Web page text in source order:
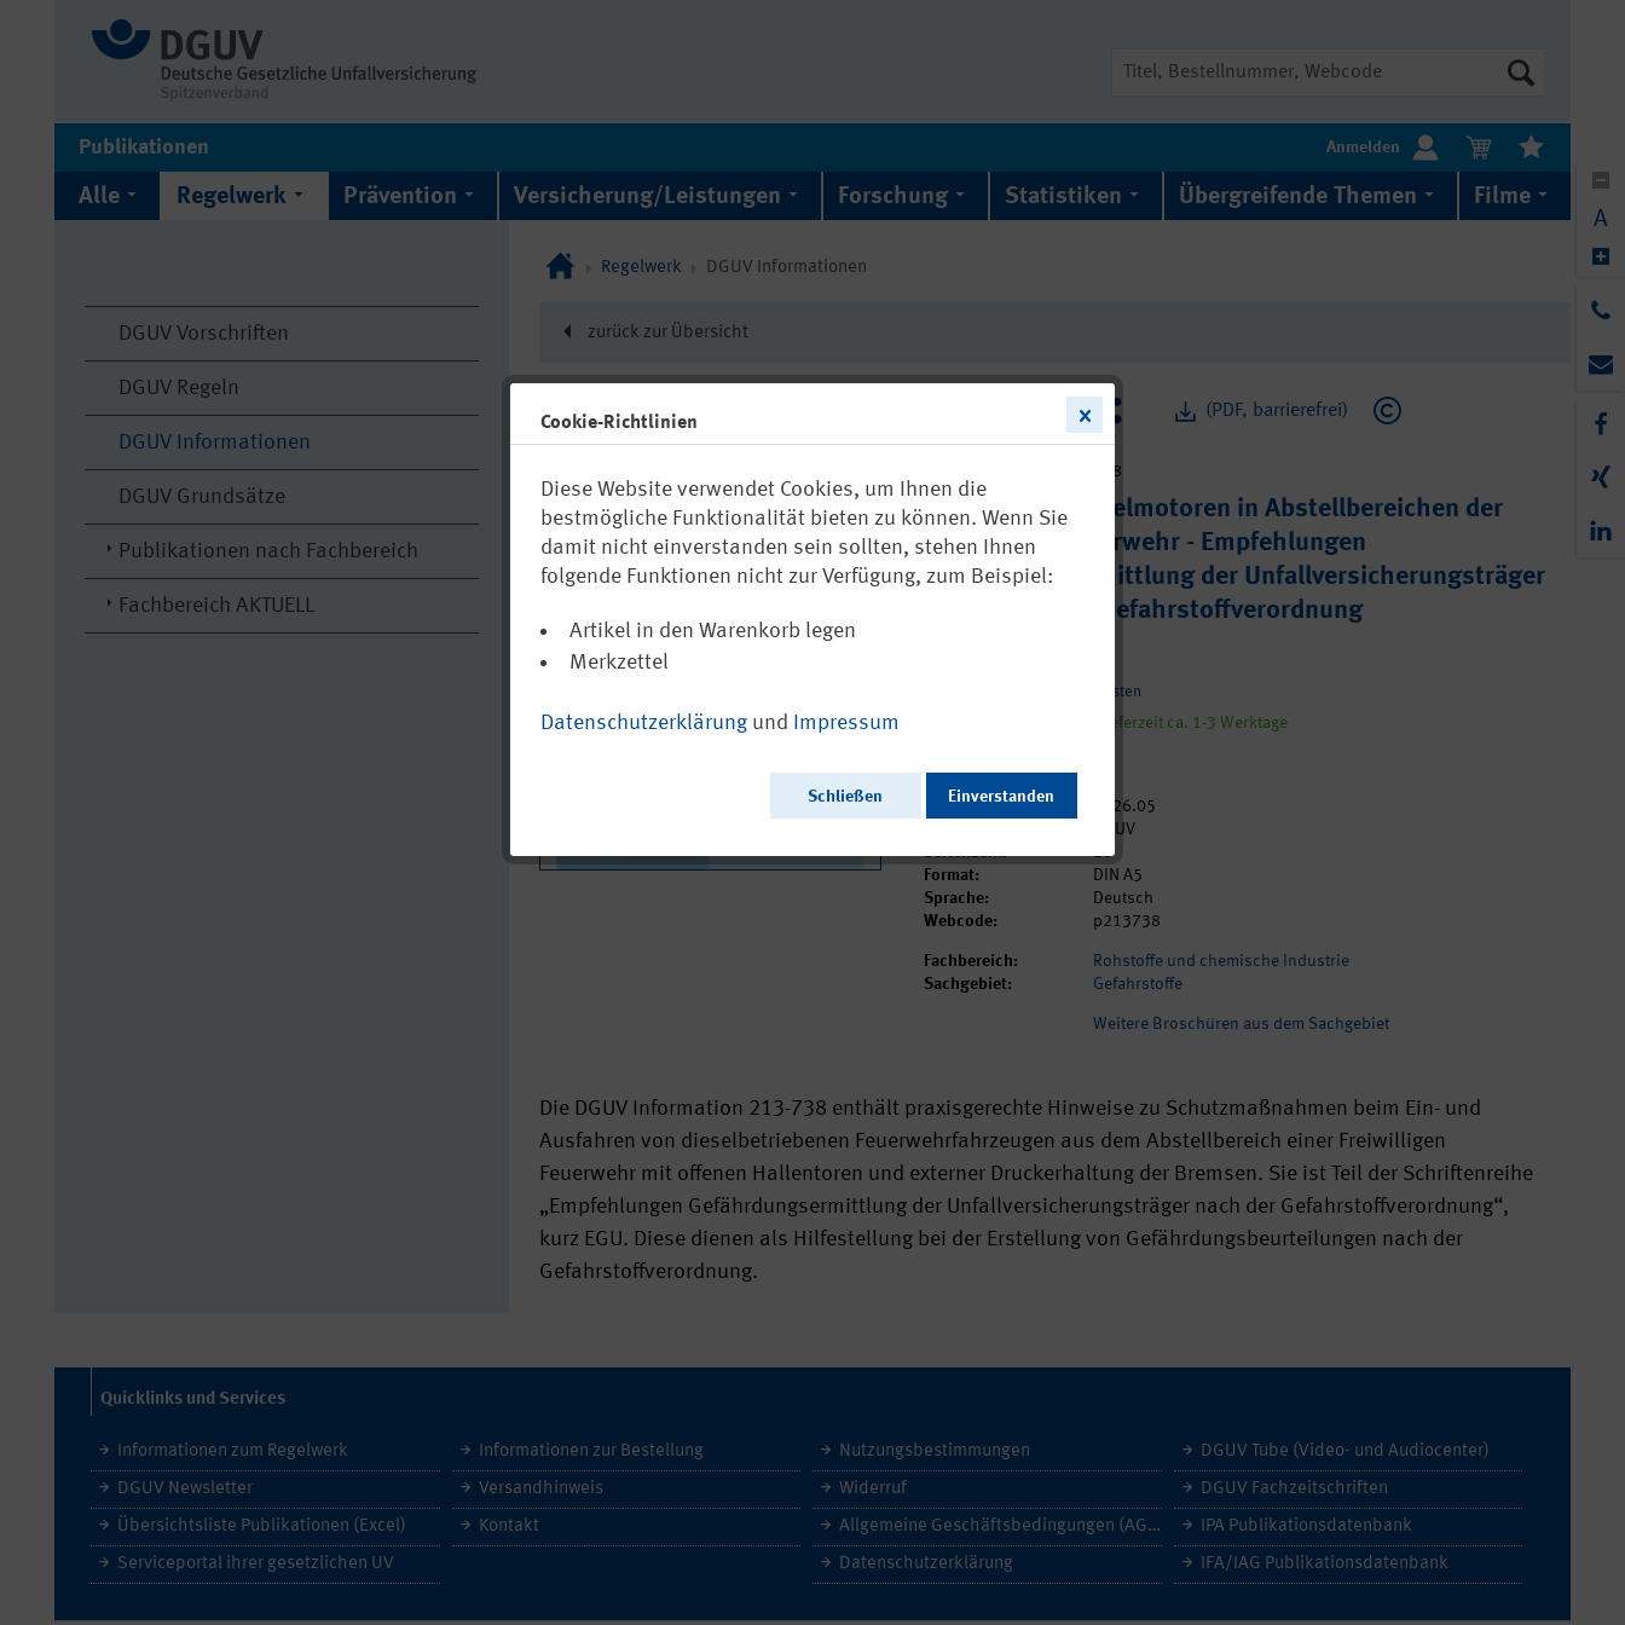
Publikationen Anmelden
Alle Regelwerk Prävention Versicherung/Leistungen Forschung Statistiken Übergreifende Themen Filme
DGUV Vorschriften
DGUV Regeln
DGUV Informationen
DGUV Grundsätze
Publikationen nach Fachbereich
Fachbereich AKTUELL
Regelwerk DGUV Informationen
zurück zur Übersicht
(PDF, barrierefrei)
DGUV Information 213-738
Abgase von Dieselmotoren in Abstellbereichen der
freiwilligen Feuerwehr - Empfehlungen
Gefährdungsermittlung der Unfallversicherungsträger
(EGU) nach der Gefahrstoffverordnung
zzgl. Versandkosten
Sofort versandfertig, Lieferzeit ca. 1-3 Werktage
Ausgabedatum:
2026.05
DGUV
Seitenzahl:
20
Format:
DIN A5
Sprache:
Deutsch
Webcode:
p213738
Fachbereich:
Rohstoffe und chemische Industrie
Sachgebiet:
Gefahrstoffe
Weitere Broschüren aus dem Sachgebiet
Die DGUV Information 213-738 enthält praxisgerechte Hinweise zu Schutzmaßnahmen beim Ein- und
Ausfahren von dieselbetriebenen Feuerwehrfahrzeugen aus dem Abstellbereich einer Freiwilligen
Feuerwehr mit offenen Hallentoren und externer Druckerhaltung der Bremsen. Sie ist Teil der Schriftenreihe
„Empfehlungen Gefährdungsermittlung der Unfallversicherungsträger nach der Gefahrstoffverordnung“,
kurz EGU. Diese dienen als Hilfestellung bei der Erstellung von Gefährdungsbeurteilungen nach der
Gefahrstoffverordnung.
Quicklinks und Services
Informationen zum Regelwerk
DGUV Newsletter
Übersichtsliste Publikationen (Excel)
Serviceportal ihrer gesetzlichen UV
Informationen zur Bestellung
Versandhinweis
Kontakt
Nutzungsbestimmungen
Widerruf
Allgemeine Geschäftsbedingungen (AGB)
Datenschutzerklärung
DGUV Tube (Video- und Audiocenter)
DGUV Fachzeitschriften
IPA Publikationsdatenbank
IFA/IAG Publikationsdatenbank
A
Cookie-Richtlinien
Diese Website verwendet Cookies, um Ihnen die
bestmögliche Funktionalität bieten zu können. Wenn Sie
damit nicht einverstanden sein sollten, stehen Ihnen
folgende Funktionen nicht zur Verfügung, zum Beispiel:
Artikel in den Warenkorb legen
Merkzettel
Datenschutzerklärung und Impressum
Schließen Einverstanden